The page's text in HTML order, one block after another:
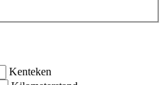
Kenteken